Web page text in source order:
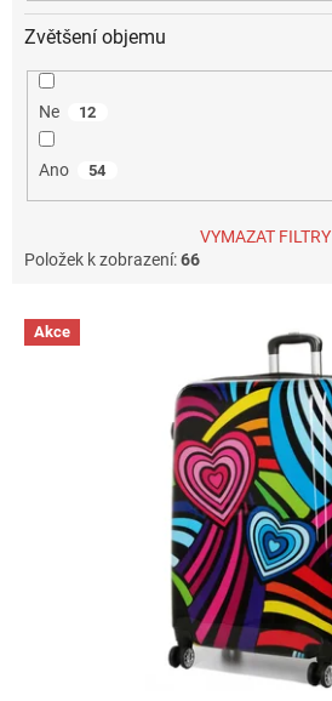
Zvětšení objemu
Ne 12
Ano 54
VYMAZAT FILTRY
Položek k zobrazení:66
V Akce